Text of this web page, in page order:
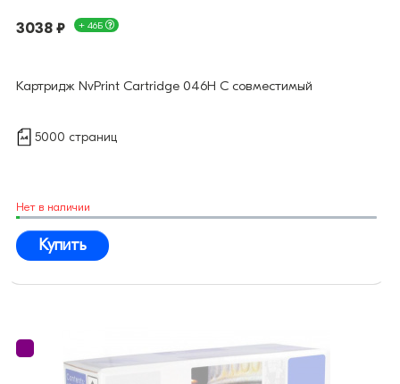
3038 ₽ + 46Б
Картридж NvPrint Cartridge 046H C совместимый
5000 страниц
Нет в наличии
Купить